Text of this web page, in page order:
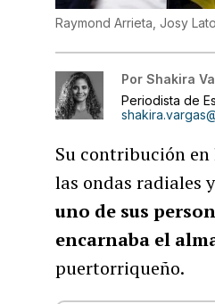
Raymond Arrieta, Josy
Por Shakira
Periodista de
Su contribución
las ondas radiales
uno de sus
encarnaba el
puertorriqueño.